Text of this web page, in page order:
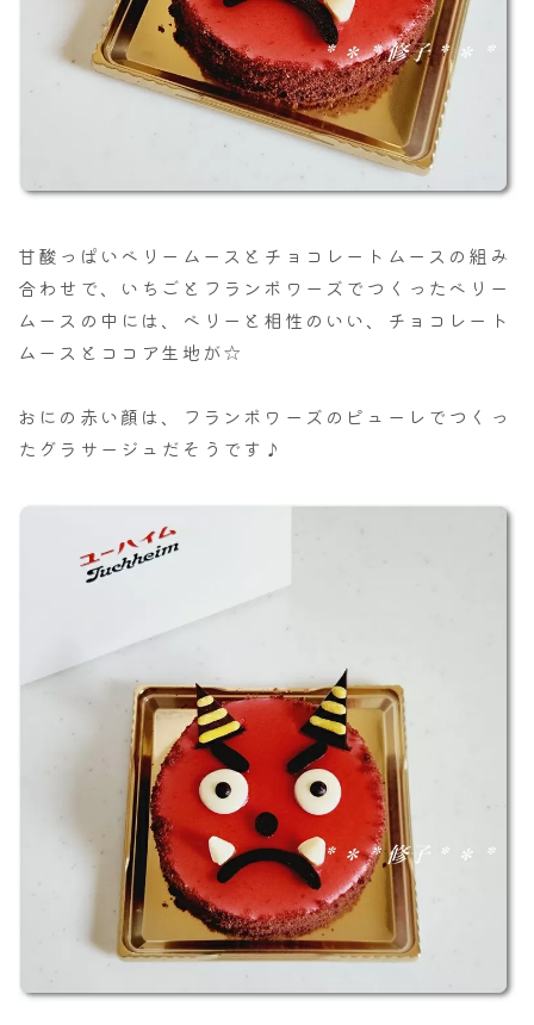
甘酸っぱいベリームースとチョコレートムースの組み
合わせで、いちごとフランボワーズでつくったベリー
ムースの中には、ベリーと相性のいい、チョコレート
ムースとココア生地が☆
おにの赤い顔は、フランボワーズのピューレでつくっ
たグラサージュだそうです♪